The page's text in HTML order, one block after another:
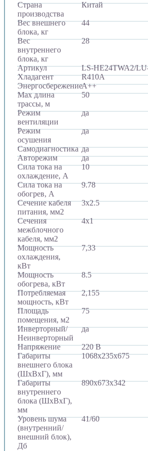
Страна
производства
Китай
Вес внешнего
блока, кг
44
Вес
внутреннего
блока, кг
28
Артикул
LS-HE24TWA2/
Хладагент
R410A
ЭнергосбережениеA++
Max длина
трассы, м
50
Режим
вентиляции
да
Режим
осушения
да
Самодиагностика да
Авторежим
да
Сила тока на
охлаждение, А
10
Сила тока на
обогрев, А
9.78
Сечение кабеля
питания, мм2
3x2.5
Сечения
межблочного
кабеля, мм2
4x1
Мощность
охлаждения,
кВт
7,33
Мощность
обогрева, кВт
8.5
Потребляемая
мощность, кВт
2,155
Площадь
помещения, м2
75
Инверторный/
Неинверторный
да
Напряжение
220 В
Габариты
внешнего блока
(ШхВхГ), мм
1068х235х675
Габариты
внутреннего
блока (ШхВхГ),
мм
890х673х342
Уровень шума
(внутренний/
внешний блок),
Дб
41/60